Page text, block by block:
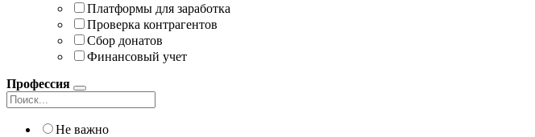
Платформы для заработка
Проверка контрагентов
Сбор донатов
Финансовый учет
Профессия
Не важно